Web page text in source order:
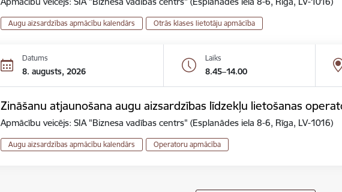
Augu aizsardzības apmācību kalendārs Otrās klases lietotāju apmācība
Datums
8. augusts, 2026
Laiks
8.45–14.00
Zināšanu atjaunošana augu aizsardzības līdzekļu lietošanas
Apmācību veicējs: SIA "Biznesa vadības centrs" (Esplanādes iela 8-6, Rīga, LV-1016)
Augu aizsardzības apmācību kalendārs Operatoru apmācība